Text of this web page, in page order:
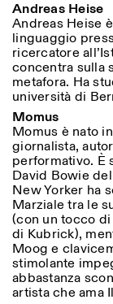
Andreas Heise
Andreas Heise
linguaggio
ricercatore
concentra sulla
metafora. Ha
università di
Momus
Momus è nato
giornalista,
performativo. È
David Bowie
New Yorker ha
Marziale tra le
(con un tocco
di Kubrick),
Moog e
stimolante
abbastanza
artista che ama